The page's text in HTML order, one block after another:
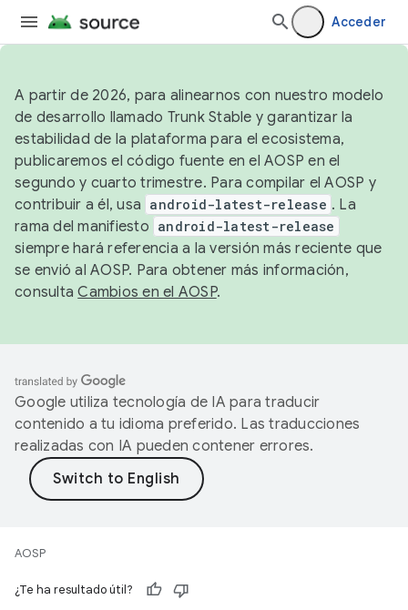
Acceder
A partir de 2026, para alinearnos con nuestro modelo
de desarrollo llamado Trunk Stable y garantizar la
estabilidad de la plataforma para el ecosistema,
publicaremos el código fuente en el AOSP en el
segundo y cuarto trimestre. Para compilar el AOSP y
contribuir a él, usa android-latest-release . La
rama del manifiesto android-latest-release
siempre hará referencia a la versión más reciente que
se envió al AOSP. Para obtener más información,
consultaCambios en el AOSP.
Google utiliza tecnología de IA para traducir
contenido a tu idioma preferido. Las traducciones
realizadas con IA pueden contener errores.
AOSP
¿Te ha resultado útil?